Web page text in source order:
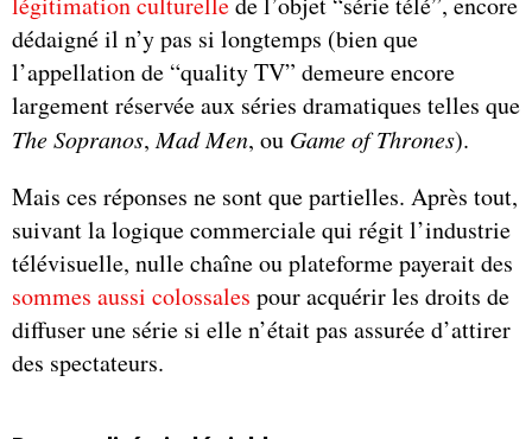
dédaigné il n’y pas si longtemps (bien que
l’appellation de “quality TV” demeure encore
largement réservée aux séries dramatiques telles que
The Sopranos,Mad Men, ou Game of Thrones).
Mais ces réponses ne sont que partielles. Après tout,
suivant la logique commerciale qui régit l’industrie
télévisuelle, nulle chaîne ou plateforme payerait des
sommes aussi colossales pour acquérir les droits de
diffuser une série si elle n’était pas assurée d’attirer
des spectateurs.